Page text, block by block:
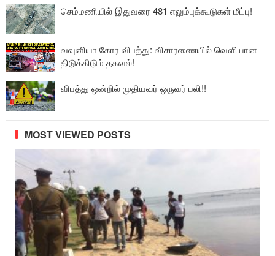
செம்மணியில் இதுவரை 481 எலும்புக்கூடுகள் மீட்பு!
வவுனியா கோர விபத்து: விசாரணையில் வௌியான
திடுக்கிடும் தகவல்!
விபத்து ஒன்றில் முதியவர் ஒருவர் பலி!!
MOST VIEWED POSTS